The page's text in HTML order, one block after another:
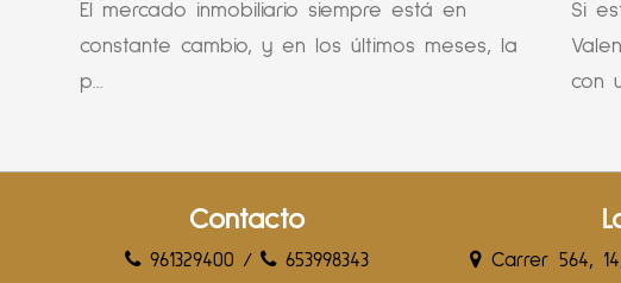
El mercado inmobiliario siempre está en
constante cambio, y en los últimos meses, la
p...
Si
con
Contacto
961329400 / 653998343 Carrer 564,